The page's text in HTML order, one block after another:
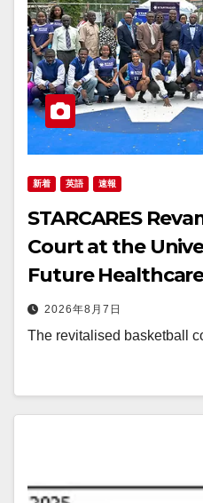
新着 英語 速報
STARCARES
Court at the
Future
2026年8月7日
The revitalised basketball